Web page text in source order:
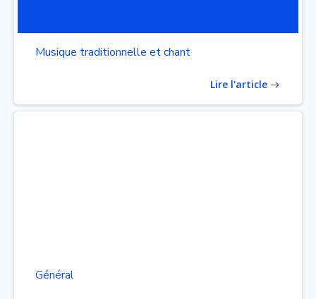
Musique traditionnelle et chant
Lire l'article
Général